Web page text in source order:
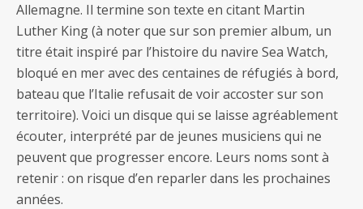
Allemagne. Il termine son texte en citant Martin
Luther King (à noter que sur son premier album, un
titre était inspiré par l’histoire du navire Sea Watch,
bloqué en mer avec des centaines de réfugiés à bord,
bateau que l’Italie refusait de voir accoster sur son
territoire). Voici un disque qui se laisse agréablement
écouter, interprété par de jeunes musiciens qui ne
peuvent que progresser encore. Leurs noms sont à
retenir : on risque d’en reparler dans les prochaines
années.